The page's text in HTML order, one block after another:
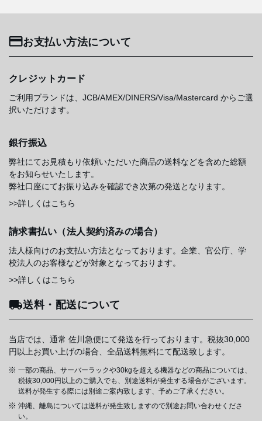
お支払い方法について
クレジットカード
ご利用ブランドは、JCB/AMEX/DINERS/Visa/Mastercard からご選
択いただけます。
銀行振込
弊社にてお見積もり依頼いただいた商品の送料などを含めた総額
をお知らせいたします。
弊社口座にてお振り込みを確認でき次第の発送となります。
>>詳しくはこちら
請求書払い（法人契約済みの場合）
法人様向けのお支払い方法となっております。企業、官公庁、学
校法人のお客様などが対象となっております。
>>詳しくはこちら
送料・配送について
当店では、通常 佐川急便にて発送を行っております。税抜30,000
円以上お買い上げの場合、全品送料無料にて配送致します。
一部の商品、サーバーラックや30kgを超える機器などの商品については、
税抜30,000円以上のご購入でも、別途送料が発生する場合がございます。
送料が発生する際には別途ご案内致します、予めご了承ください。
沖縄、離島については送料が発生致しますので別途お問い合わせくださ
い。